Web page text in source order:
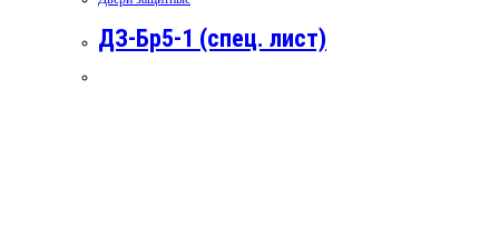
ДЗ-Бр5-1 (спец. лист)